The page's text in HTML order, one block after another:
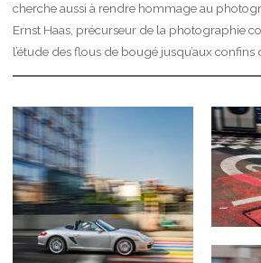
cherche aussi à rendre hommage au
Ernst Haas, précurseur de la photographie
l’étude des flous de bougé jusqu’aux confins